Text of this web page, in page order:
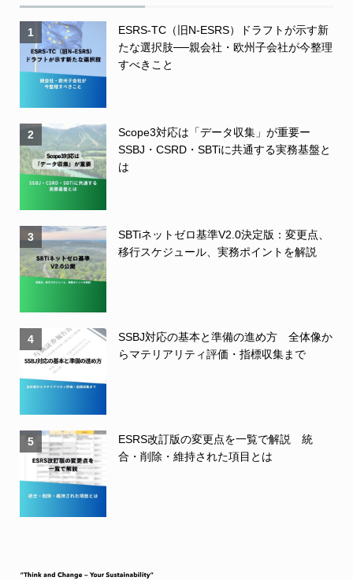
1
ESRS-TC（旧N-ESRS）ドラフトが示す新
たな選択肢──親会社・欧州子会社が今整理
すべきこと
2
Scope3対応は「データ収集」が重要ー
SSBJ・CSRD・SBTiに共通する実務基盤と
は
3
SBTiネットゼロ基準V2.0決定版：変更点、
移行スケジュール、実務ポイントを解説
4
SSBJ対応の基本と準備の進め方 全体像か
らマテリアリティ評価・指標収集まで
5
ESRS改訂版の変更点を一覧で解説 統
合・削除・維持された項目とは